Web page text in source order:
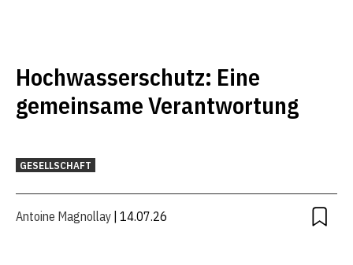
Hochwasserschutz: Eine
gemeinsame Verantwortung
GESELLSCHAFT
Antoine Magnollay | 14.07.26